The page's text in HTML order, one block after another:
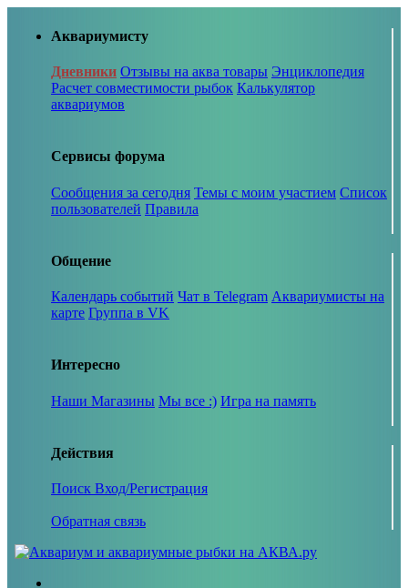
Аквариумисту
Дневники Отзывы на аква товары Энциклопедия
Расчет совместимости рыбок Калькулятор
аквариумов
Сервисы форума
Сообщения за сегодня Темы с моим участием Список
пользователей Правила
Общение
Календарь событий Чат в Telegram Аквариумисты на
карте Группа в VK
Интересно
Наши Магазины Мы все :) Игра на память
Действия
Поиск Вход/Регистрация
Обратная связь